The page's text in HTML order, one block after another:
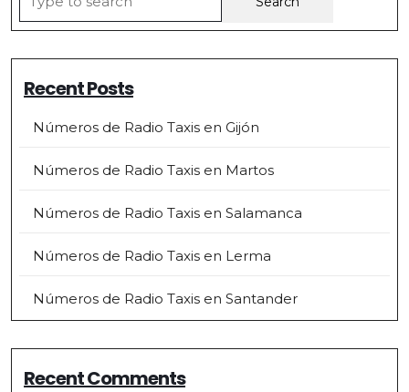
for:
Recent Posts
Números de Radio Taxis en Gijón
Números de Radio Taxis en Martos
Números de Radio Taxis en Salamanca
Números de Radio Taxis en Lerma
Números de Radio Taxis en Santander
Recent Comments